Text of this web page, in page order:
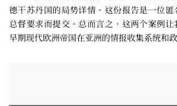
德干苏丹国的局势详情。这份报告是一位
总督要求而提交。总而言之，这两个案例
早期现代欧洲帝国在亚洲的情报收集系统和